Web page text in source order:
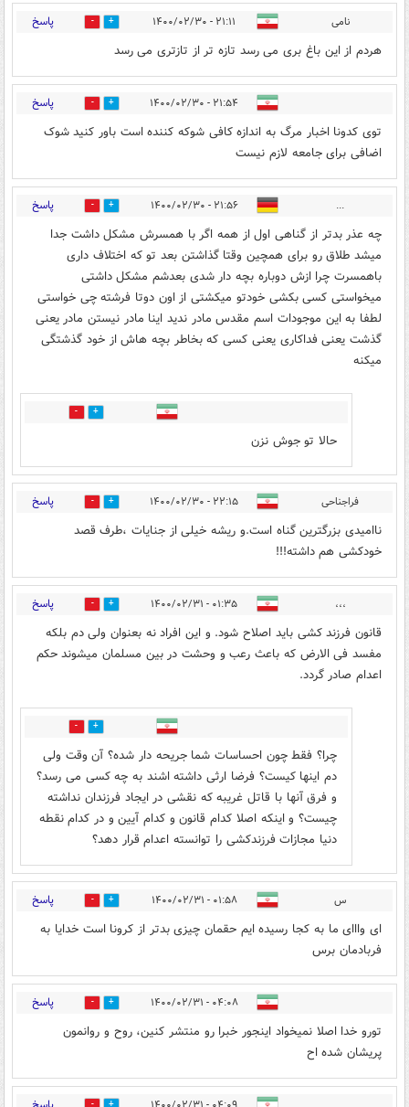
نامی ۲۱:۱۱ - ۱۴۰۰/۰۲/۳۰ 6 پاسخ
هردم از این باغ بری می رسد تازه تر از تازتری می رسد
۲۱:۵۴ - ۱۴۰۰/۰۲/۳۰ 1 پاسخ
توی کدونا اخبار مرگ به اندازه کافی شوکه کننده است باور کنید شوک
اضافی برای جامعه لازم نیست
... ۲۱:۵۶ - ۱۴۰۰/۰۲/۳۰ 10 پاسخ
چه عذر بدتر از گناهی اول از همه اگر با همسرش مشکل داشت جدا
میشد طلاق رو برای همچین وقتا گذاشتن بعد تو که اختلاف داری
باهمسرت چرا ازش دوباره بچه دار شدی بعدشم مشکل داشتی
میخواستی کسی بکشی خودتو میکشتی از اون دوتا فرشته چی خواستی
لطفا به این موجودات اسم مقدس مادر ندید اینا مادر نیستن مادر یعنی
گذشت یعنی فداکاری یعنی کسی که بخاطر بچه هاش از خود گذشتگی
میکنه
0
حالا تو جوش نزن
فراجناحی ۲۲:۱۵ - ۱۴۰۰/۰۲/۳۰ 10 پاسخ
ناامیدی بزرگترین گناه است.و ریشه خیلی از جنایات ،طرف قصد
خودکشی هم داشته!!!
،،، ۰۱:۳۵ - ۱۴۰۰/۰۲/۳۱ 3 پاسخ
قانون فرزند کشی باید اصلاح شود. و این افراد نه بعنوان ولی دم بلکه
مفسد فی الارض که باعث رعب و وحشت در بین مسلمان میشوند حکم
اعدام صادر گردد.
0
چرا؟ فقط چون احساسات شما جریحه دار شده؟ آن وقت ولی
دم اینها کیست؟ فرضا ارثی داشته اشند به چه کسی می رسد؟
و فرق آنها با قاتل غریبه که نقشی در ایجاد فرزندان نداشته
چیست؟ و اینکه اصلا کدام قانون و کدام آیین و در کدام نقطه
دنیا مجازات فرزندکشی را توانسته اعدام قرار دهد؟
س ۰۱:۵۸ - ۱۴۰۰/۰۲/۳۱ 0 پاسخ
ای وااای ما به کجا رسیده ایم حقمان چیزی بدتر از کرونا است خدایا به
فربادمان برس
۰۴:۰۸ - ۱۴۰۰/۰۲/۳۱ 0 پاسخ
تورو خدا اصلا نمیخواد اینجور خبرا رو منتشر کنین، روح و روانمون
پریشان شده اح